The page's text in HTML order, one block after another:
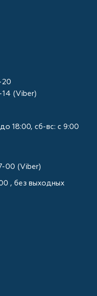
20
(Viber)
18:00, сб-вс: с 9:00
00 (Viber)
, без выходных